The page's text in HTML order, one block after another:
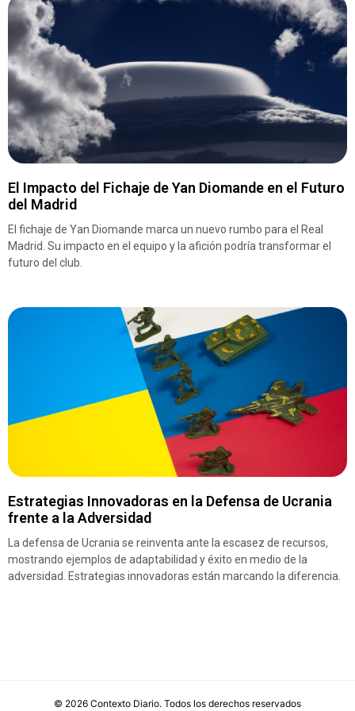
El Impacto del Fichaje de Yan Diomande en el Futuro
del Madrid
El fichaje de Yan Diomande marca un nuevo rumbo para el Real
Madrid. Su impacto en el equipo y la afición podría transformar el
futuro del club.
Estrategias Innovadoras en la Defensa de Ucrania
frente a la Adversidad
La defensa de Ucrania se reinventa ante la escasez de recursos,
mostrando ejemplos de adaptabilidad y éxito en medio de la
adversidad. Estrategias innovadoras están marcando la diferencia.
© 2026 Contexto Diario. Todos los derechos reservados